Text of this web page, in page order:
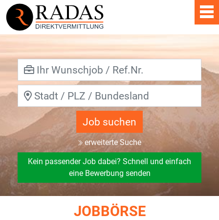
Job suchen
erweiterte Suche
Kein passender Job dabei? Schnell und einfach
eine Bewerbung senden
JOBBÖRSE